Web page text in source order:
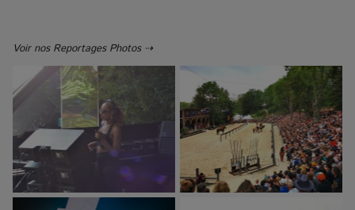
Voir nos Reportages Photos ⇢